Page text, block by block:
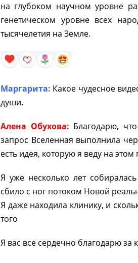
на глубоком научном уровне
генетическом уровне всех
тысячелетия на Земле.
Маргарита: Какое чудесное
души.
Алена Обухова: Благодарю,
запрос Вселенная выполнила
есть идея, которую я веду на этом
Я уже несколько лет
сбило с ног потоком Новой
Я даже находила клинику, и
того
Я вас все сердечно благодарю